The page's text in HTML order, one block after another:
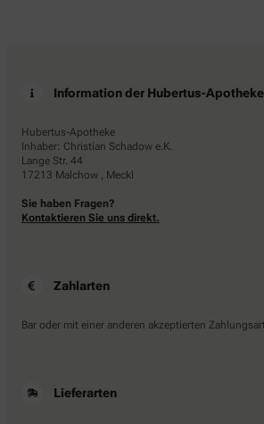
Information der Hubertus-Apotheke
Hubertus-Apotheke
Inhaber: Christian Schadow e.K.
Lange Str. 44
17213 Malchow , Meckl
Sie haben Fragen?
Kontaktieren Sie uns direkt.
Zahlarten
Bar oder mit einer anderen akzeptierten
Lieferarten